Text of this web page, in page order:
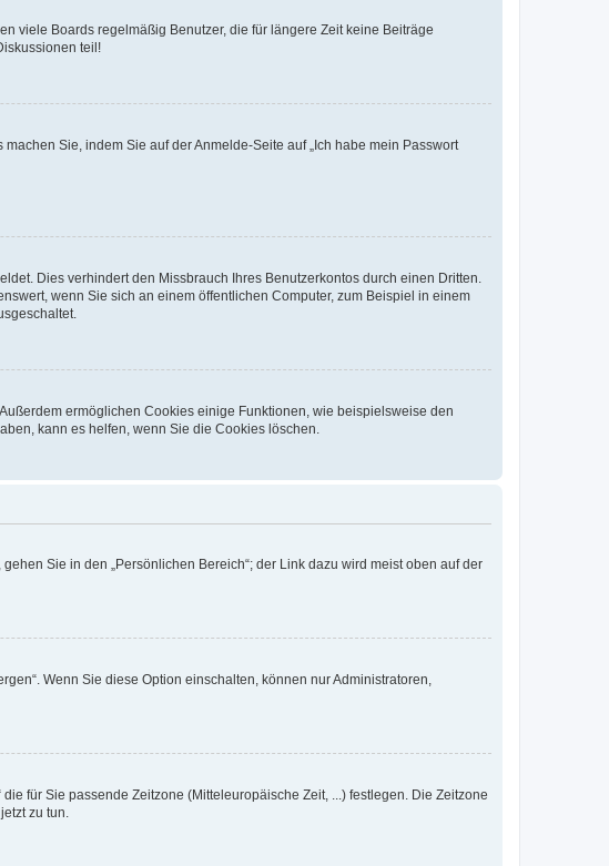
viele Boards regelmäßig Benutzer, die für längere Zeit keine Beiträge
teil!
Sie, indem Sie auf der Anmelde-Seite auf „Ich habe mein Passwort
Dies verhindert den Missbrauch Ihres Benutzerkontos durch einen Dritten.
wenn Sie sich an einem öffentlichen Computer, zum Beispiel in einem
ermöglichen Cookies einige Funktionen, wie beispielsweise den
kann es helfen, wenn Sie die Cookies löschen.
Sie in den „Persönlichen Bereich“; der Link dazu wird meist oben auf der
Wenn Sie diese Option einschalten, können nur Administratoren,
für Sie passende Zeitzone (Mitteleuropäische Zeit, ...) festlegen. Die Zeitzone
zu tun.